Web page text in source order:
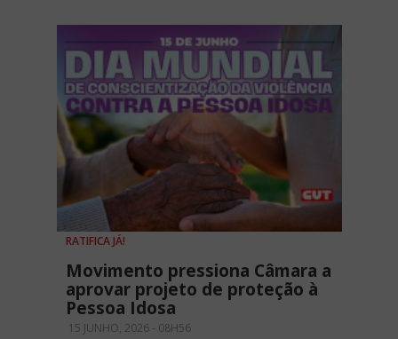
RATIFICA JÁ!
Movimento pressiona Câmara a
aprovar projeto de proteção à
Pessoa Idosa
15 JUNHO, 2026 - 08H56